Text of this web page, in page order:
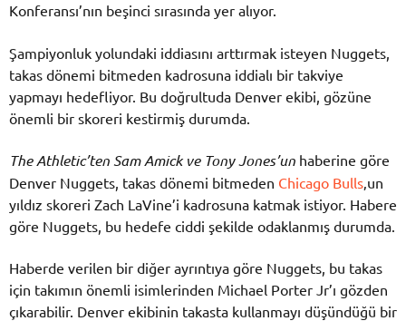
Konferansı’nın beşinci sırasında yer alıyor.
Şampiyonluk yolundaki iddiasını arttırmak isteyen Nuggets,
takas dönemi bitmeden kadrosuna iddialı bir takviye
yapmayı hedefliyor. Bu doğrultuda Denver ekibi, gözüne
önemli bir skoreri kestirmiş durumda.
The Athletic’ten Sam Amick ve Tony Jones’un haberine göre
Denver Nuggets, takas dönemi bitmeden Chicago Bulls ‚un
yıldız skoreri Zach LaVine’i kadrosuna katmak istiyor. Habere
göre Nuggets, bu hedefe ciddi şekilde odaklanmış durumda.
Haberde verilen bir diğer ayrıntıya göre Nuggets, bu takas
için takımın önemli isimlerinden Michael Porter Jr’ı gözden
çıkarabilir. Denver ekibinin takasta kullanmayı düşündüğü bir